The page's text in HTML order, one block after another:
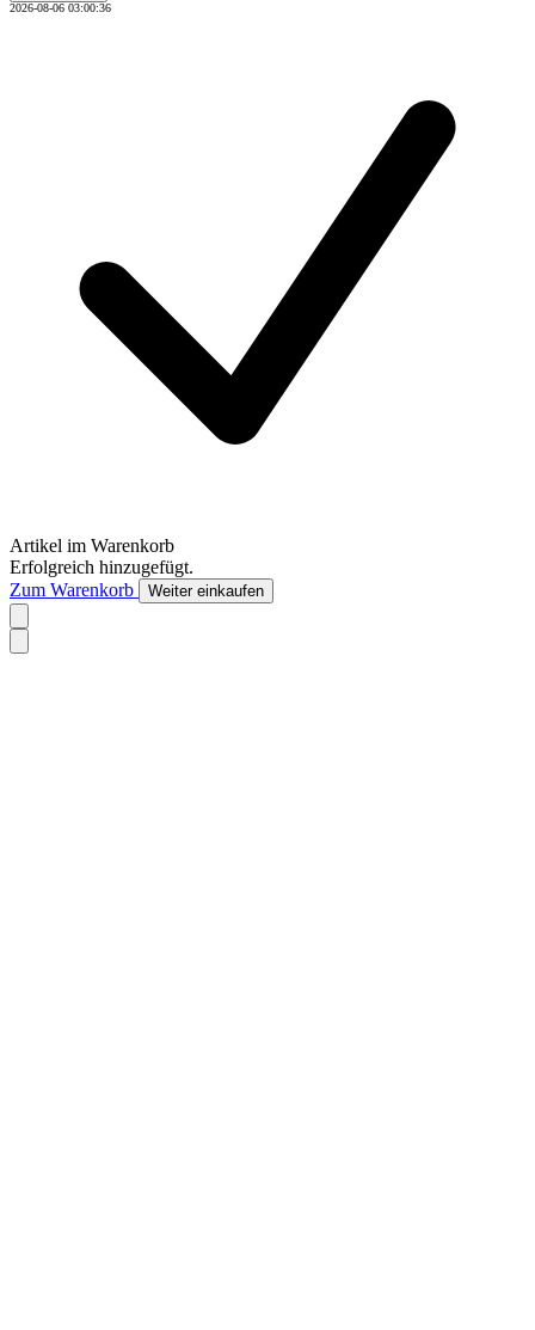
2026-08-06 03:00:36
Artikel im Warenkorb
Erfolgreich hinzugefügt.
Zum Warenkorb
Weiter einkaufen